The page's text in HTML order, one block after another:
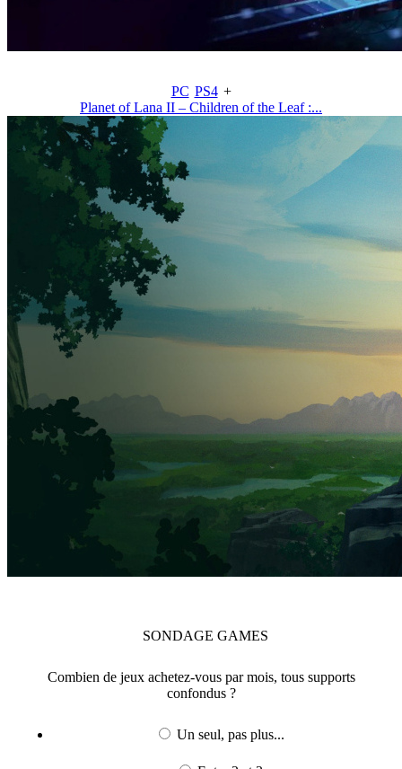
PC PS4 +
Planet of Lana II – Children of the Leaf :...
SONDAGE GAMES
Combien de jeux achetez-vous par mois, tous supports
confondus ?
Un seul, pas plus...